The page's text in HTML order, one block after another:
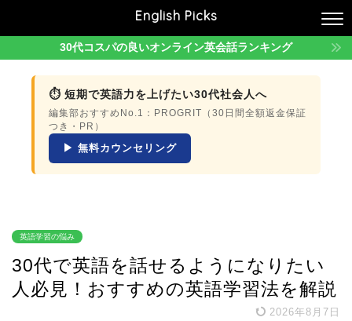
English Picks
30代コスパの良いオンライン英会話ランキング
⏱ 短期で英語力を上げたい30代社会人へ
編集部おすすめNo.1：PROGRIT（30日間全額返金保証
つき・PR）
▶ 無料カウンセリング
英語学習の悩み
30代で英語を話せるようになりたい
人必見！おすすめの英語学習法を解説
2026年8月7日